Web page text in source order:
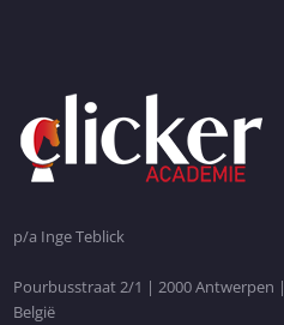
p/a Inge Teblick
Pourbusstraat 2/1 | 2000 Antwerpen |
België